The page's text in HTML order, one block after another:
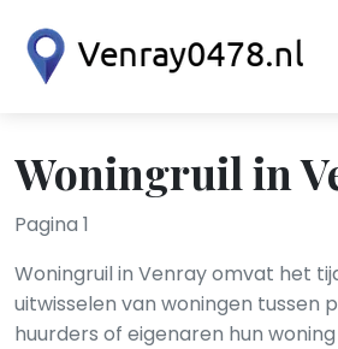
Woningruil in
Pagina 1
Woningruil in Venray omvat het
uitwisselen van woningen tussen
huurders of eigenaren hun